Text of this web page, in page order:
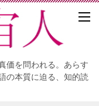
価を問われる。あらす
の本質に迫る、知的読